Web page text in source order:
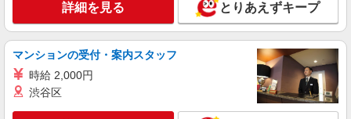
駅 【岡崎市康生エリア】東岡崎駅から北へ歩い
て10分ほど！ ≪車通勤可≫ お車通勤ご希望の
場合は、ご自身での駐車場手配が必要です。
キープ 詳細を見る
派遣社員
パーソルテンプスタッフ株式会社 中部コーディネートセンター二課
詳細を見る とりあえずキープ
マンションの受付・案内スタッフ
時給 2,000円
渋谷区